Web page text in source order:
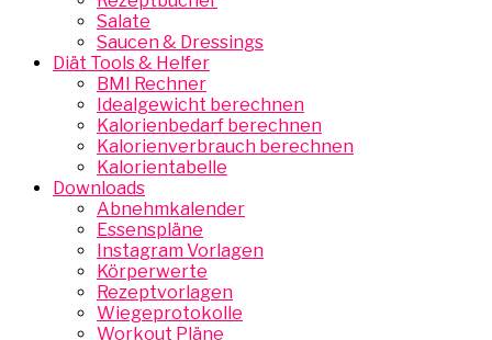
Salate
Saucen & Dressings
Diät Tools & Helfer
BMI Rechner
Idealgewicht berechnen
Kalorienbedarf berechnen
Kalorienverbrauch berechnen
Kalorientabelle
Downloads
Abnehmkalender
Essenspläne
Instagram Vorlagen
Körperwerte
Rezeptvorlagen
Wiegeprotokolle
Workout Pläne